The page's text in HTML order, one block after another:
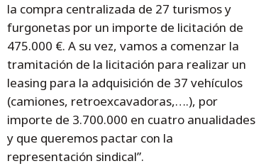
la compra centralizada de 27 turismos y
furgonetas por un importe de licitación de
475.000 €. A su vez, vamos a comenzar la
tramitación de la licitación para realizar un
leasing para la adquisición de 37 vehículos
(camiones, retroexcavadoras,….), por
importe de 3.700.000 en cuatro anualidades
y que queremos pactar con la
representación sindical”.